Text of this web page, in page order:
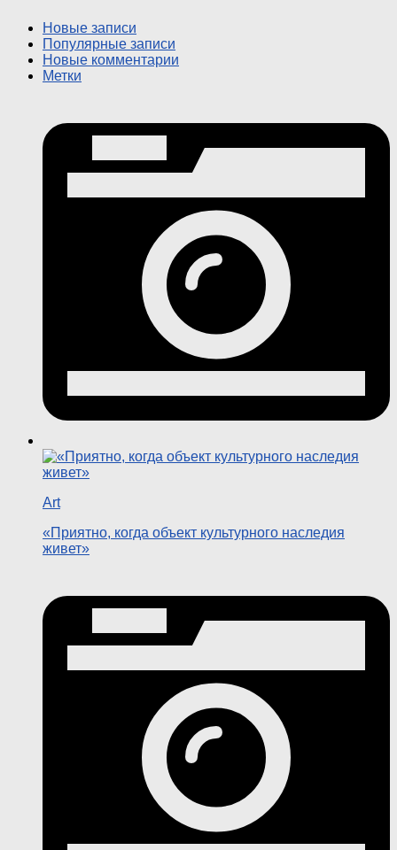
Новые записи
Популярные записи
Новые комментарии
Метки
Art
«Приятно, когда объект культурного наследия
живет»